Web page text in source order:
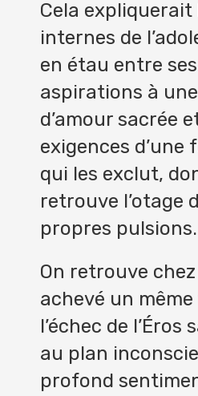
Cela
internes de
en étau entre
aspirations à
d’amour sacrée
exigences d’une
qui les exclut,
retrouve l’otage
propres pulsions.
On retrouve chez
achevé un
l’échec de l’Éros
au plan
profond